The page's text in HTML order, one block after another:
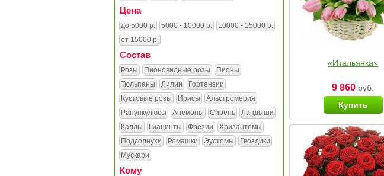
Цена
до 5000 р. 5000 - 10000 р.
10000 - 15000 р.
от 15000 р.
Состав
Розы Пионовидные розы
Пионы
Тюльпаны
Лилии
Гортензии
Кустовые розы
Ирисы
Альстромерия
Ранункулюсы
Анемоны Сирень
Ландыши
Каллы
Гиацинты Фрезии
Хризантемы
Подсолнухи
Ромашки Эустомы
Гвоздики
Мускари
Кому
«Итальянка»
9 860 руб.
Купить